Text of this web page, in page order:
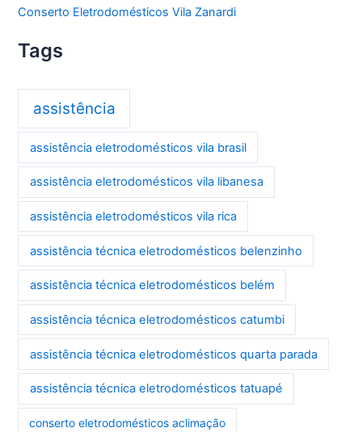
Conserto Eletrodomésticos Vila Zanardi
Tags
assistência
assistência eletrodomésticos vila brasil
assistência eletrodomésticos vila libanesa
assistência eletrodomésticos vila rica
assistência técnica eletrodomésticos belenzinho
assistência técnica eletrodomésticos belém
assistência técnica eletrodomésticos catumbi
assistência técnica eletrodomésticos quarta parada
assistência técnica eletrodomésticos tatuapé
conserto eletrodomésticos aclimação